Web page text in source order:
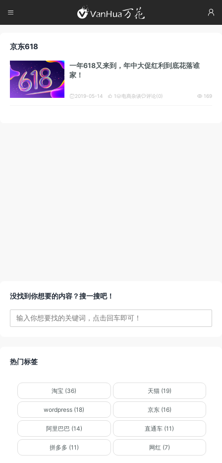

 
京东618
一年618又来到，年中大促红利到底花落谁
家！
 2019-05-14  1  169
 电商杂谈评论(0)
没找到你想要的内容？搜一搜吧！
热门标签
淘宝 (36) 天猫 (19)
wordpress (18) 京东 (16)
阿里巴巴 (14) 直通车 (11)
拼多多 (11) 网红 (7)